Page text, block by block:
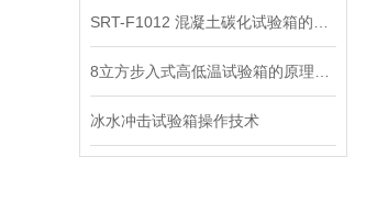
冰水冲击试验箱操作技术